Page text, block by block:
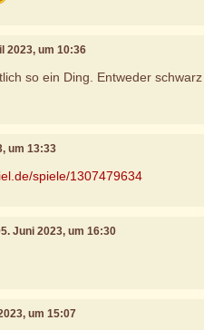
2023, um 10:36
so ein Ding. Entweder
um 13:33
spiele/1307479634
Juni 2023, um 16:30
um 15:07